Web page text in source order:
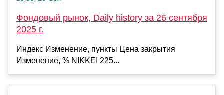
Фондовый рынок, Daily history за 26 сентября
2025 г.
Индекс Изменение, пункты Цена закрытия
Изменение, % NIKKEI 225...